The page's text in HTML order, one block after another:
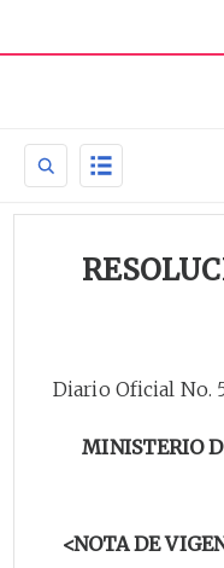
Diario Oficial No.
MINISTERIO
<NOTA DE